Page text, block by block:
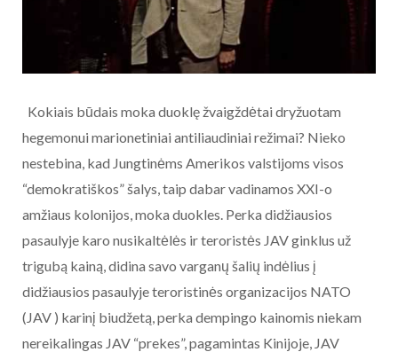
Kokiais būdais moka duoklę žvaigždėtai dryžuotam
hegemonui marionetiniai antiliaudiniai režimai? Nieko
nestebina, kad Jungtinėms Amerikos valstijoms visos
“demokratiškos” šalys, taip dabar vadinamos XXI-o
amžiaus kolonijos, moka duokles. Perka didžiausios
pasaulyje karo nusikaltėlės ir teroristės JAV ginklus už
trigubą kainą, didina savo varganų šalių indėlius į
didžiausios pasaulyje teroristinės organizacijos NATO
(JAV ) karinį biudžetą, perka dempingo kainomis niekam
nereikalingas JAV “prekes”, pagamintas Kinijoje, JAV